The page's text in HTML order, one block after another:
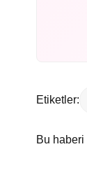
Etiketler:
Bu haberi